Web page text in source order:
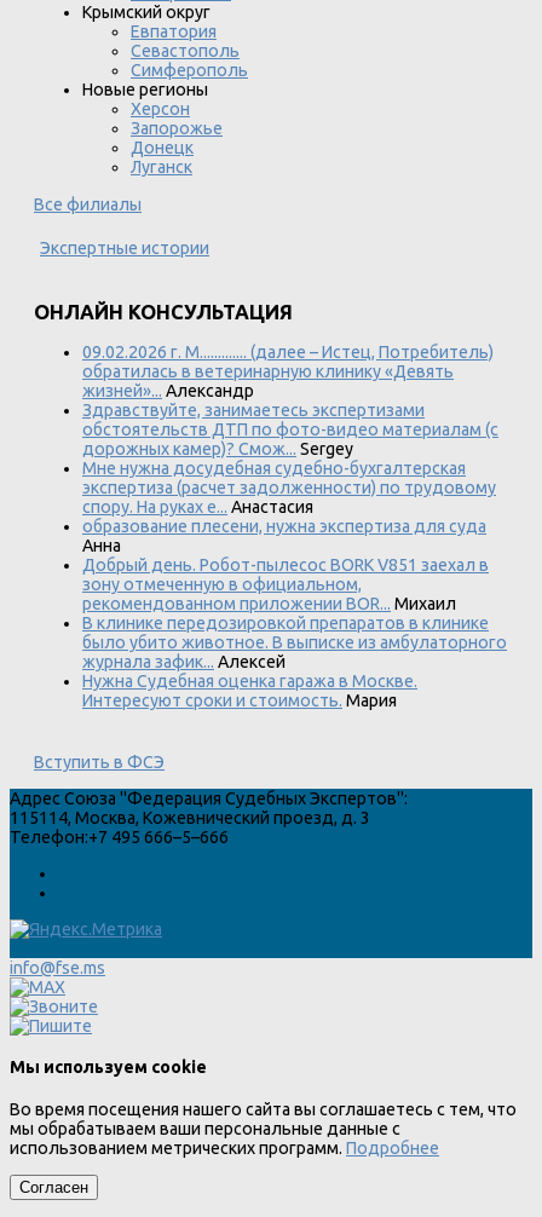
Крымский округ
Евпатория
Севастополь
Симферополь
Новые регионы
Херсон
Запорожье
Донецк
Луганск
Все филиалы
Экспертные истории
ОНЛАЙН КОНСУЛЬТАЦИЯ
09.02.2026 г. М............. (далее – Истец, Потребитель)
обратилась в ветеринарную клинику «Девять
жизней»... Александр
Здравствуйте, занимаетесь экспертизами
обстоятельств ДТП по фото-видео материалам (с
дорожных камер)? Смож... Sergey
Мне нужна досудебная судебно-бухгалтерская
экспертиза (расчет задолженности) по трудовому
спору. На руках е... Анастасия
образование плесени, нужна экспертиза для суда
Анна
Добрый день. Робот-пылесос BORK V851 заехал в
зону отмеченную в официальном,
рекомендованном приложении BOR... Михаил
В клинике передозировкой препаратов в клинике
было убито животное. В выписке из амбулаторного
журнала зафик... Алексей
Нужна Судебная оценка гаража в Москве.
Интересуют сроки и стоимость. Мария
Вступить в ФСЭ
Адрес Союза "Федерация Судебных Экспертов":
115114, Москва, Кожевнический проезд, д. 3
Телефон:+7 495 666–5–666
info@fse.ms
Мы используем cookie
Во время посещения нашего сайта вы соглашаетесь с тем, что
мы обрабатываем ваши персональные данные с
использованием метрических программ. Подробнее
Согласен